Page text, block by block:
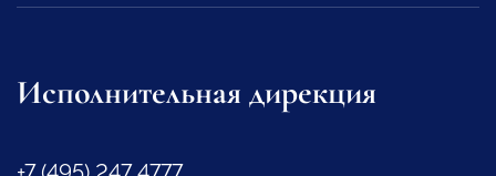
Исполнительная дирекция